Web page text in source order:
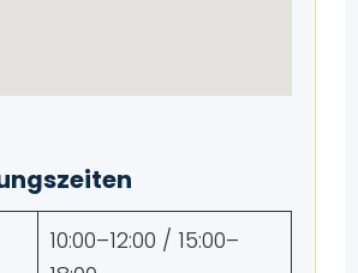
10:00–12:00 / 15:00–